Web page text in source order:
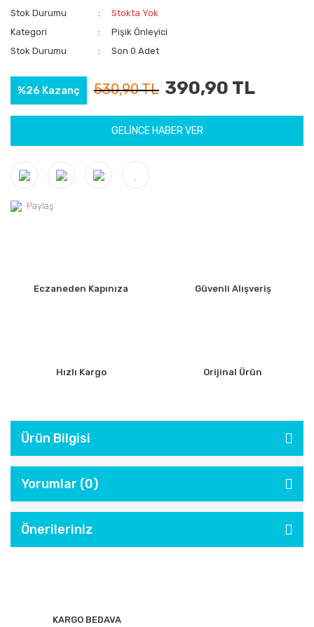
Stok Durumu
Stokta Yok
Kategori
Pişik Önleyici
Stok Durumu
Son 0 Adet
%26 Kazanç 530,90 TL 390,90 TL
GELİNCE HABER VER
Paylaş
Eczaneden Kapınıza Güvenli Alışveriş
Hızlı Kargo Orijinal Ürün
Ürün Bilgisi
Yorumlar (0)
Önerileriniz
KARGO BEDAVA